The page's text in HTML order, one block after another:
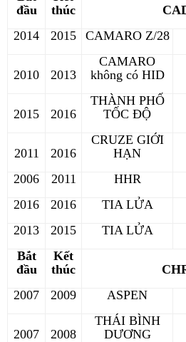
đầu
thúc
2014
2015 CAMARO Z/28
2010 2013
CAMARO
không có HID
2015 2016
THÀNH PHỐ
TỐC ĐỘ
2011 2016
CRUZE GIỚI
HẠN
2006
2011 HHR
2016
2016 TIA LỬA
2013
2015 TIA LỬA
Bắt
đầu
Kết
thúc
2007
2009 ASPEN
2007 2008
THÁI BÌNH
DƯƠNG